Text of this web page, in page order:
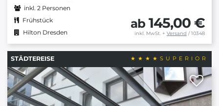
inkl. 2 Personen
Frühstück
Hilton Dresden
ab 145,00 €
inkl. MwSt. + Versand / 10348
STÄDTEREISE